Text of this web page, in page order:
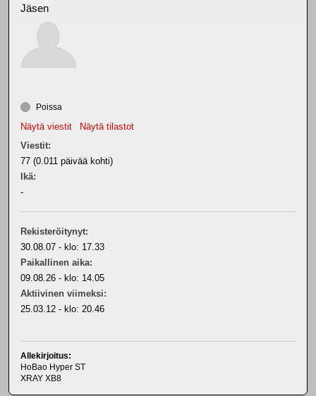
Jäsen
Poissa
Näytä viestit
Näytä tilastot
Viestit:
77 (0.011 päivää kohti)
Ikä:
-
Rekisteröitynyt:
30.08.07 - klo: 17.33
Paikallinen aika:
09.08.26 - klo: 14.05
Aktiivinen viimeksi:
25.03.12 - klo: 20.46
Allekirjoitus:
HoBao Hyper ST
XRAY XB8